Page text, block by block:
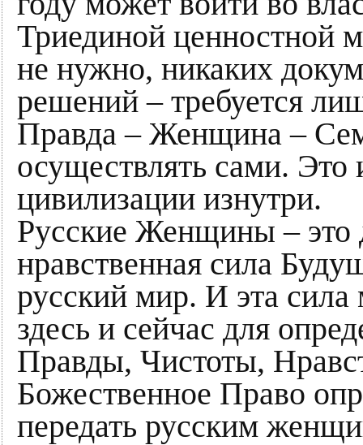
Триединой ценностной
не нужно, никаких
решений – требуется
Правда – Женщина –
осуществлять сами. Это
цивилизации изнутри.
Русские Женщины – это
нравственная сила
русский мир. И эта
здесь и сейчас для
Правды, Чистоты,
Божественное Право
передать русским